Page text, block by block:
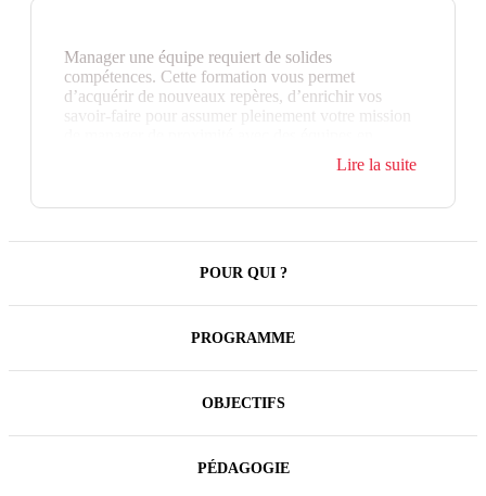
Manager une équipe requiert de solides
compétences. Cette formation vous permet
d’acquérir de nouveaux repères, d’enrichir vos
savoir-faire pour assumer pleinement votre mission
présentiel, à distance ou en mode hybride.
responsabilisantes, gérer les conflits, susciter la
application par des ateliers et jeux de rôle, cette
les concepts du management par la pratique.
Cette formation inclut unparcours Adaptive
Lire la suite
POUR QUI ?
PROGRAMME
OBJECTIFS
PÉDAGOGIE